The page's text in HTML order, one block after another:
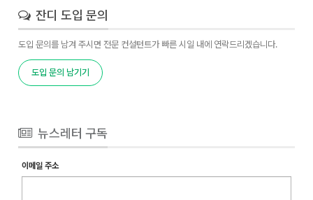
잔디 도입 문의
도입 문의를 남겨 주시면 전문 컨설턴트가 빠른 시일 내에 연락드리겠습니다.
도입 문의 남기기
뉴스레터 구독
이메일 주소